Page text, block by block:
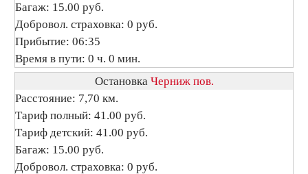
Багаж: 15.00 руб.
Добровол. страховка: 0 руб.
Прибытие: 06:35
Время в пути: 0 ч. 0 мин.
Остановка Черниж пов.
Расстояние: 7,70 км.
Тариф полный: 41.00 руб.
Тариф детский: 41.00 руб.
Багаж: 15.00 руб.
Добровол. страховка: 0 руб.